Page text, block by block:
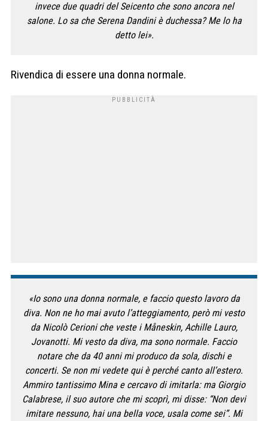
invece due quadri del Seicento che sono ancora nel
salone. Lo sa che Serena Dandini è duchessa? Me lo ha
detto lei».
Rivendica di essere una donna normale.
«Io sono una donna normale, e faccio questo lavoro da
diva. Non ne ho mai avuto l’atteggiamento, però mi vesto
da Nicolò Cerioni che veste i Måneskin, Achille Lauro,
Jovanotti. Mi vesto da diva, ma sono normale. Faccio
notare che da 40 anni mi produco da sola, dischi e
concerti. Se non mi vedete qui è perché canto all’estero.
Ammiro tantissimo Mina e cercavo di imitarla: ma Giorgio
Calabrese, il suo autore che mi scoprì, mi disse: “Non devi
imitare nessuno, hai una bella voce, usala come sei”. Mi